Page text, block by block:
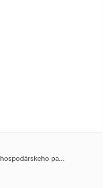
pa…